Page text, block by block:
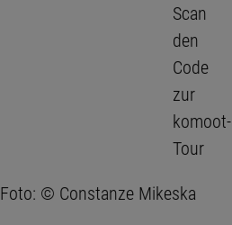
Scan
den
Code
zur
komoot-
Tour
Foto: © Constanze Mikeska